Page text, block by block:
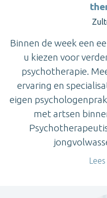
Binnen de week een
u kiezen voor
psychotherapie.
ervaring en
eigen
met artsen